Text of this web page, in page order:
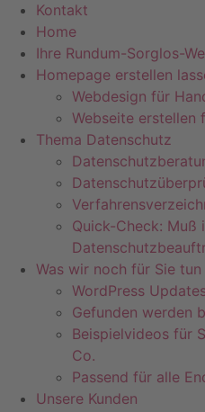
Kontakt
Home
Ihre Rundum-Sorglos-
Homepage erstellen
Webdesign für
Webseite erstellen
Thema Datenschutz
Quick-Check: Muß
Was wir noch für Sie
WordPress
Gefunden werden
Beispielvideos für
Co.
Passend für alle
Unsere Kunden